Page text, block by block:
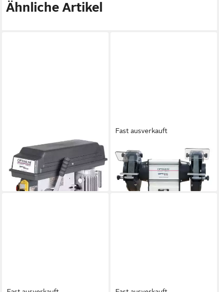
Ähnliche Artikel
OPTIMUM
Tischbohrmaschine
537,40 €
lieferbar - in 2-3 Werktagen bei dir
Fast ausverkauft
OPTIMUM
Kombischleifer
229,31 €
lieferbar - in 2-3 Werktagen bei dir